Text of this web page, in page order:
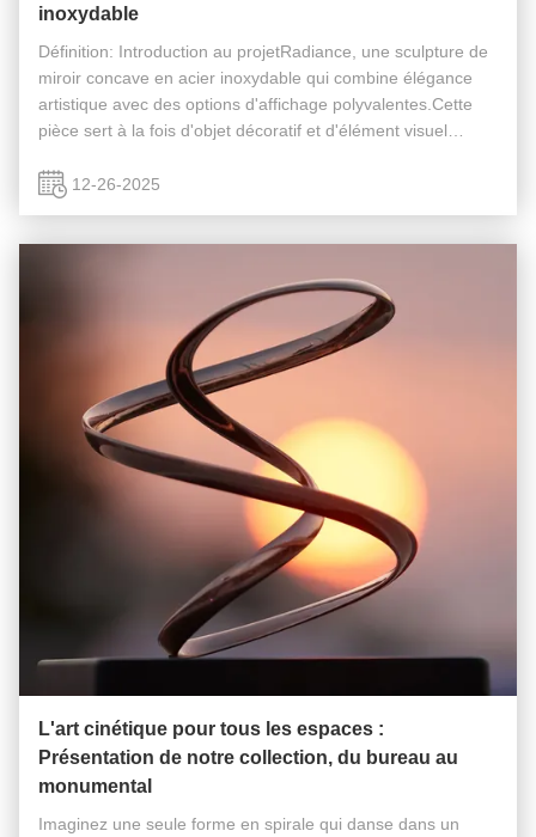
inoxydable
Définition: Introduction au projetRadiance, une sculpture de
miroir concave en acier inoxydable qui combine élégance
artistique avec des options d'affichage polyvalentes.Cette
pièce sert à la fois d'objet décoratif et d'élément visuel
façon ...12-26-2025
L'art cinétique pour tous les espaces :
Présentation de notre collection, du bureau au
monumental
Imaginez une seule forme en spirale qui danse dans un